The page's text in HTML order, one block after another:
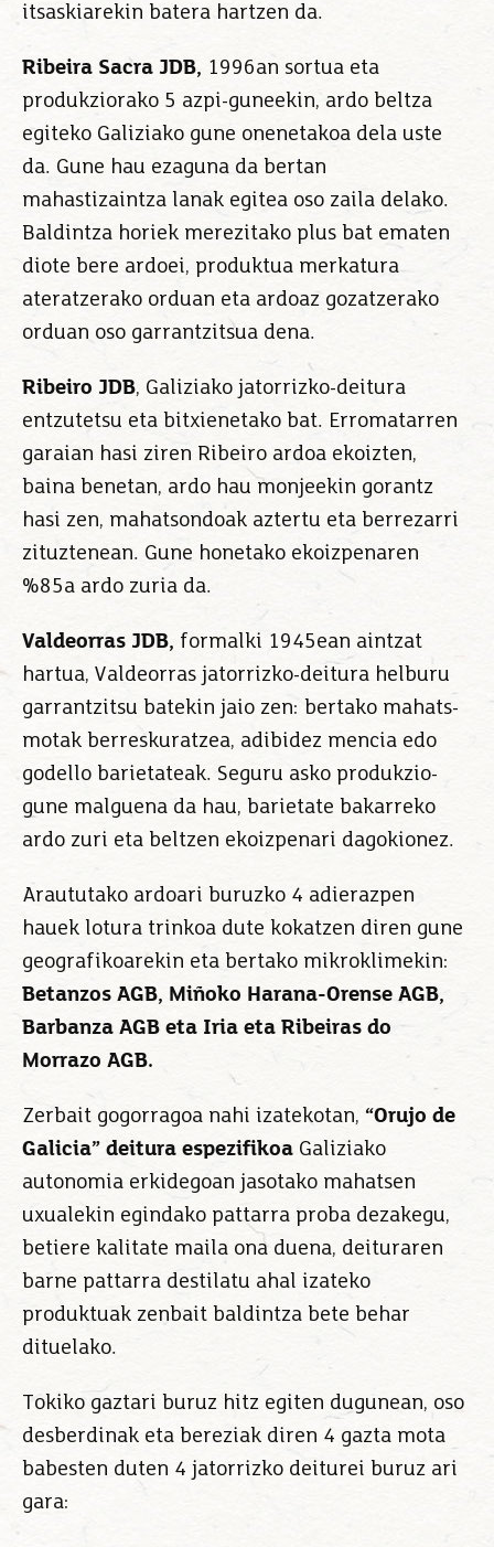
itsaskiarekin batera hartzen da.
Ribeira Sacra JDB, 1996an sortua eta
produkziorako 5 azpi-guneekin, ardo beltza
egiteko Galiziako gune onenetakoa dela uste
da. Gune hau ezaguna da bertan
mahastizaintza lanak egitea oso zaila delako.
Baldintza horiek merezitako plus bat ematen
diote bere ardoei, produktua merkatura
ateratzerako orduan eta ardoaz gozatzerako
orduan oso garrantzitsua dena.
Ribeiro JDB, Galiziako jatorrizko-deitura
entzutetsu eta bitxienetako bat. Erromatarren
garaian hasi ziren Ribeiro ardoa ekoizten,
baina benetan, ardo hau monjeekin gorantz
hasi zen, mahatsondoak aztertu eta berrezarri
zituztenean. Gune honetako ekoizpenaren
%85a ardo zuria da.
Valdeorras JDB, formalki 1945ean aintzat
hartua, Valdeorras jatorrizko-deitura helburu
garrantzitsu batekin jaio zen: bertako mahats-
motak berreskuratzea, adibidez mencia edo
godello barietateak. Seguru asko produkzio-
gune malguena da hau, barietate bakarreko
ardo zuri eta beltzen ekoizpenari dagokionez.
Araututako ardoari buruzko 4 adierazpen
hauek lotura trinkoa dute kokatzen diren gune
geografikoarekin eta bertako mikroklimekin:
Betanzos AGB, Miñoko Harana-Orense AGB,
Barbanza AGB eta Iria eta Ribeiras do
Morrazo AGB.
Zerbait gogorragoa nahi izatekotan, “Orujo de
Galicia” deitura espezifikoa Galiziako
autonomia erkidegoan jasotako mahatsen
uxualekin egindako pattarra proba dezakegu,
betiere kalitate maila ona duena, deituraren
barne pattarra destilatu ahal izateko
produktuak zenbait baldintza bete behar
dituelako.
Tokiko gaztari buruz hitz egiten dugunean, oso
desberdinak eta bereziak diren 4 gazta mota
babesten duten 4 jatorrizko deiturei buruz ari
gara: